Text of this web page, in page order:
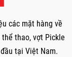
các mặt hàng về
thao, vợt Pickle
tại Việt Nam.